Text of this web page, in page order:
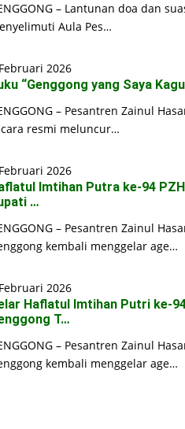
– Lantunan doa dan
Aula Pes…
2026
“Genggong yang Saya
– Pesantren Zainul
resmi meluncur…
2026
Imtihan Putra ke-94
…
– Pesantren Zainul
kembali menggelar age…
2026
Haflatul Imtihan Putri ke-
T…
– Pesantren Zainul
kembali menggelar age…